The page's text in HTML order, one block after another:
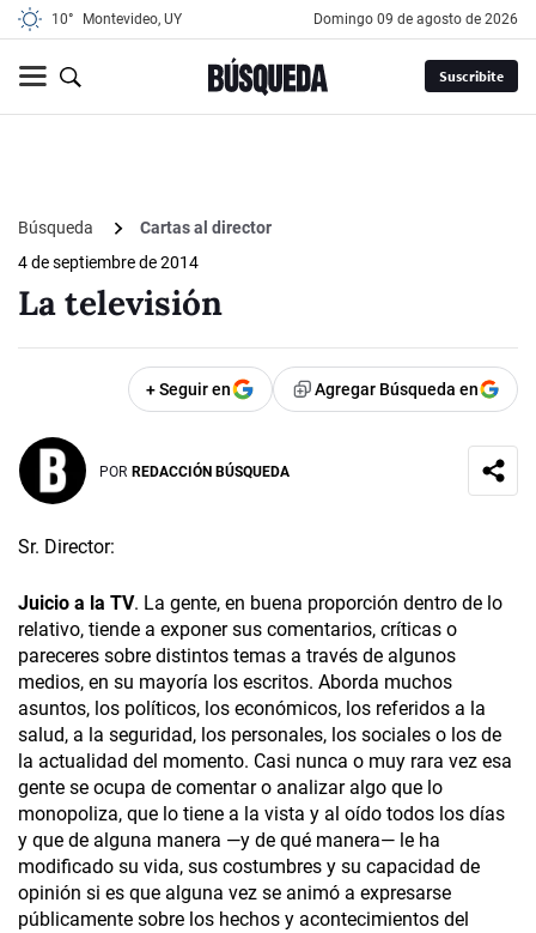
10° Montevideo, UY domingo 09 de agosto de 2026
Suscribite
Búsqueda
Cartas al director
4 de septiembre de 2014
La televisión
+ Seguir en Agregar Búsqueda en
POR REDACCIÓN BÚSQUEDA
Sr. Director:
Juicio a la TV. La gente, en buena proporción dentro de lo
relativo, tiende a exponer sus comentarios, críticas o
pareceres sobre distintos temas a través de algunos
medios, en su mayoría los escritos. Aborda muchos
asuntos, los políticos, los económicos, los referidos a la
salud, a la seguridad, los personales, los sociales o los de
la actualidad del momento. Casi nunca o muy rara vez esa
gente se ocupa de comentar o analizar algo que lo
monopoliza, que lo tiene a la vista y al oído todos los días
y que de alguna manera —y de qué manera— le ha
modificado su vida, sus costumbres y su capacidad de
opinión si es que alguna vez se animó a expresarse
públicamente sobre los hechos y acontecimientos del